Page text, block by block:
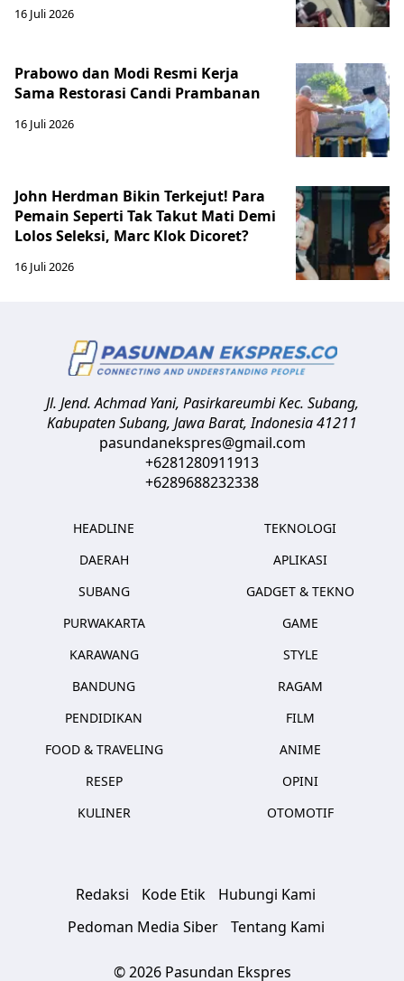
16 Juli 2026
Prabowo dan Modi Resmi Kerja
Sama Restorasi Candi Prambanan
16 Juli 2026
John Herdman Bikin Terkejut! Para
Pemain Seperti Tak Takut Mati Demi
Lolos Seleksi, Marc Klok Dicoret?
16 Juli 2026
Jl. Jend. Achmad Yani, Pasirkareumbi Kec. Subang,
Kabupaten Subang, Jawa Barat,Indonesia41211
pasundanekspres@gmail.com
+6281280911913
+6289688232338
HEADLINE
DAERAH
SUBANG
PURWAKARTA
KARAWANG
BANDUNG
PENDIDIKAN
FOOD & TRAVELING
RESEP
KULINER
TEKNOLOGI
APLIKASI
GADGET & TEKNO
GAME
STYLE
RAGAM
FILM
ANIME
OPINI
OTOMOTIF
Redaksi Kode Etik
Hubungi Kami
Pedoman Media Siber
Tentang Kami
© 2026 Pasundan Ekspres